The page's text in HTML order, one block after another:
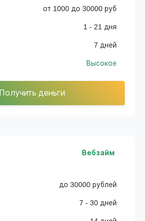
от 1000 до 30000 руб
1 - 21 дня
7 дней
Высокое
Получить деньги
Вебзайм
до 30000 рублей
7 - 30 дней